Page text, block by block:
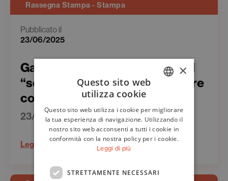
Rassegna Stampa - Stampa
Pubblicato il
23/06/2025
Gazzetta del Sud | L’editoria e il
“seme” della lettura da coltivare
con alleanze e voci nuove
23/06/2025
Leggi
ENGLISH
×
Questo sito web
utilizza cookie
Questo sito web utilizza i cookie per migliorare
la tua esperienza di navigazione. Utilizzando il
nostro sito web acconsenti a tutti i cookie in
conformità con la nostra policy per i cookie.
Leggi di più
STRETTAMENTE NECESSARI